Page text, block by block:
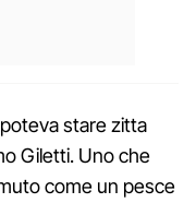
stare zitta
Giletti. Uno che
come un pesce